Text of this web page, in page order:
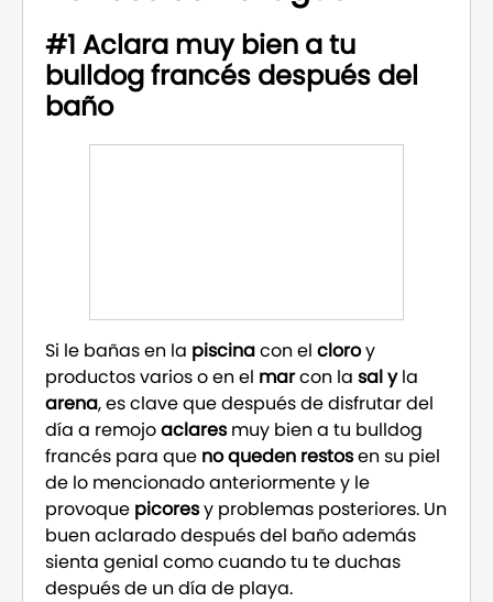
#1 Aclara muy bien a tu
bulldog francés después del
baño
Si le bañas en la piscinacon el cloroy
productos varios o en el marcon la sal yla
arena, es clave que después de disfrutar del
día a remojoaclaresmuy bien a tu bulldog
francés para que no queden restosen su piel
de lo mencionado anteriormente y le
provoque picoresy problemas posteriores. Un
buen aclarado después del baño además
sienta genial como cuando tu te duchas
después de un día de playa.